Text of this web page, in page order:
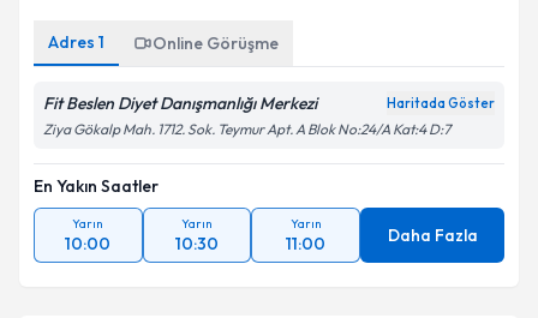
Adres 1 Online Görüşme
Fit Beslen Diyet Danışmanlığı Merkezi Haritada Göster
Ziya Gökalp Mah. 1712. Sok. Teymur Apt. A Blok No:24/A Kat:4 D:7
En Yakın Saatler
Yarın
10:00
Yarın
10:30
Yarın
11:00 Daha Fazla